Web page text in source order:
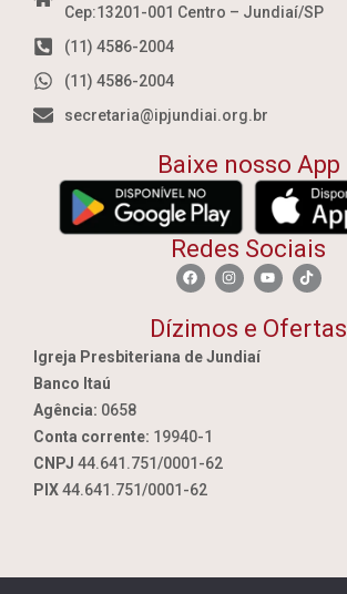
Cep:13201-001 Centro – Jundiaí/SP
(11) 4586-2004
(11) 4586-2004
secretaria@ipjundiai.org.br
Baixe nosso App
Redes Sociais
Dízimos e Ofertas
Igreja Presbiteriana de Jundiaí
Banco Itaú
Agência: 0658
Conta corrente: 19940-1
CNPJ 44.641.751/0001-62
PIX44.641.751/0001-62